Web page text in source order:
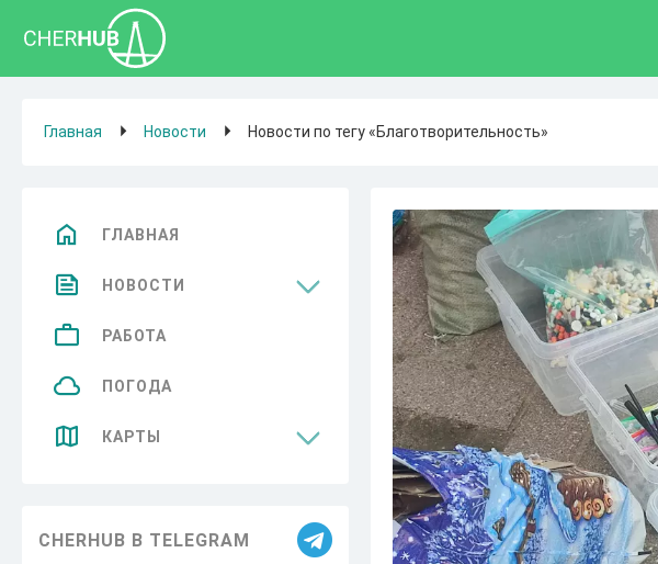
Главная Новости Новости по тегу «Благотворительность»
ГЛАВНАЯ
НОВОСТИ
Общество
РАБОТА
ПОГОДА
КАРТЫ
CHERHUB В TELEGRAM